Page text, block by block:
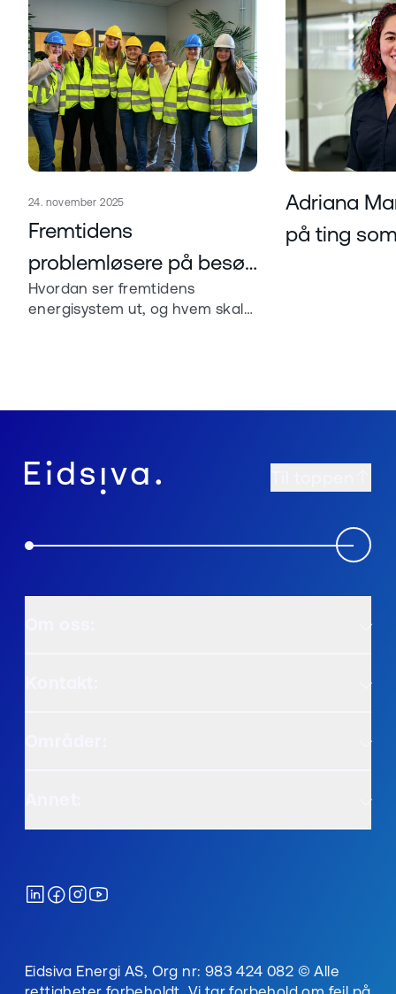
Publisert
24. november 2025
Les mer om
Fremtidens
problemløsere på besøk
hos Eidsiva Bioenergi
Hvordan ser fremtidens
energisystem ut, og hvem skal
Les mer om
Adriana
på ting
Eidsiva Energi AS, Org nr: 983 424 082 © Alle